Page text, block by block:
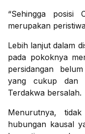
“Sehingga posisi
merupakan
Lebih lanjut dalam
pada pokoknya
persidangan
yang cukup dan
Terdakwa bersalah.
Menurutnya,
hubungan kausal